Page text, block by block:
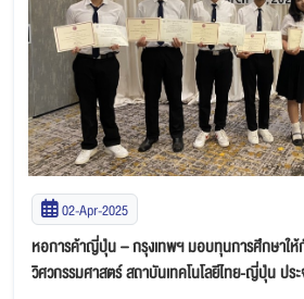
02-Apr-2025
หอการค้าญี่ปุ่น – กรุงเทพฯ มอบทุนการศึกษาใ
วิศวกรรมศาสตร์ สถาบันเทคโนโลยีไทย-ญี่ปุ่น ปร